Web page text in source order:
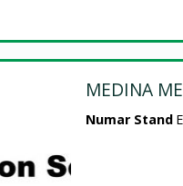
MEDINA
Numar Stand